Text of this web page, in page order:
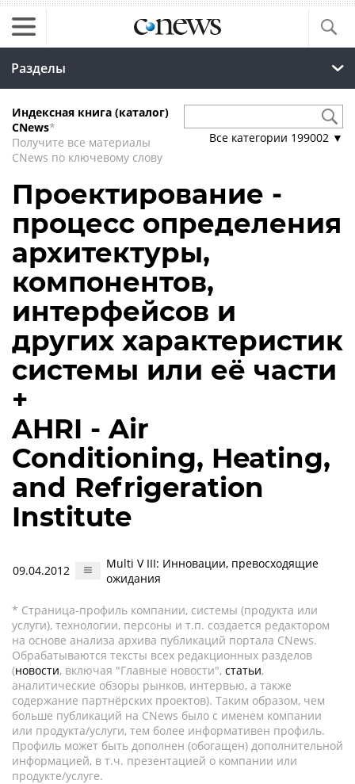
Разделы
Индексная книга (каталог)
CNews*
Получите все материалы
CNews по ключевому слову
Все категории 199002 ▼
Проектирование -
процесс определения
архитектуры,
компонентов,
интерфейсов и
других характеристик
системы или её части
+
AHRI - Air
Conditioning, Heating,
and Refrigeration
Institute
09.04.2012
Multi V III: Инновации, превосходящие
ожидания
* Страница-профиль компании, системы (продукта или
услуги), технологии, персоны и т.п. создается редактором
на основе анализа архива публикаций портала CNews.
Обрабатываются тексты всех редакционных разделов
(новости, включая "Главные новости", статьи,
аналитические обзоры рынков, интервью, а также
содержание партнёрских проектов). Таким образом, чем
больше публикаций на CNews было с именем компании
или продукта/услуги, тем более информативен профиль.
Профиль может быть дополнен (обогащен) дополнительной
информацией, в т.ч. презентацией о компании или
продукте/услуге.